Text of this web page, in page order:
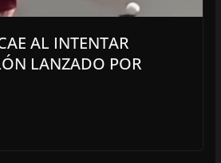
AL INTENTAR
LANZADO POR